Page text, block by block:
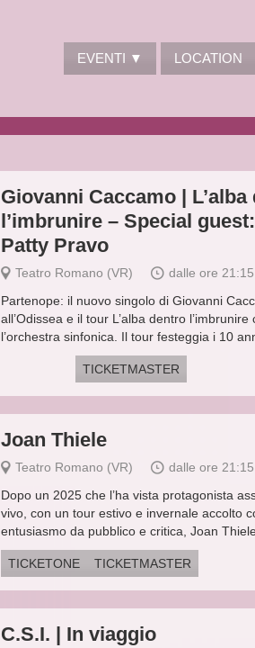
EVENTI ▼ LOCATION
Giovanni Caccamo | L’alba
l’imbrunire – Special
Patty Pravo
Teatro Romano (VR)
dalle ore 21:15
Partenope: il nuovo singolo di Giovanni
all’Odissea e il tour L’alba dentro l’imbrunire
l’orchestra sinfonica. Il tour festeggia i 10
TICKETMASTER
Joan Thiele
Teatro Romano (VR)
dalle ore 21:15
Dopo un 2025 che l’ha vista protagonista
vivo, con un tour estivo e invernale accolto
entusiasmo da pubblico e critica, Joan Thiele
TICKETONE TICKETMASTER
C.S.I. | In viaggio